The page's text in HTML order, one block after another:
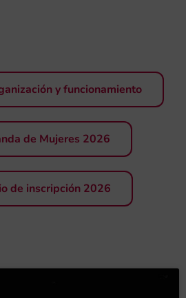
y funcionamiento
de Mujeres 2026
de inscripción 2026